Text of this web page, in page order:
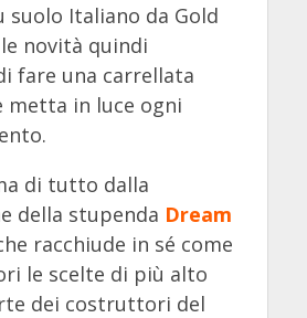
Italiano da Gold
novità quindi
fare una carrellata
metta in luce ogni
di tutto dalla
della stupenda Dream
racchiude in sé come
le scelte di più alto
dei costruttori del